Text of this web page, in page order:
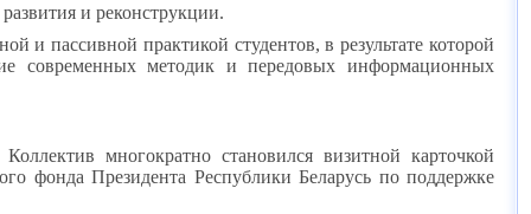
и реконструкции.
и пассивной практикой студентов, в результате которой
современных методик и передовых информационных
многократно становился визитной карточкой
фонда Президента Республики Беларусь по поддержке